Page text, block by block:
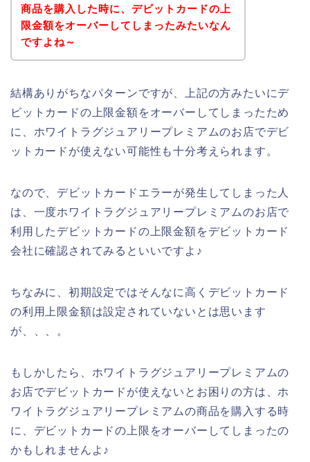
商品を購入した時に、デビットカードの上
限金額をオーバーしてしまったみたいなん
ですよね～
結構ありがちなパターンですが、上記の方みたいにデ
ビットカードの上限金額をオーバーしてしまったため
に、ホワイトラグジュアリープレミアムのお店でデビ
ットカードが使えない可能性も十分考えられます。
なので、デビットカードエラーが発生してしまった人
は、一度ホワイトラグジュアリープレミアムのお店で
利用したデビットカードの上限金額をデビットカード
会社に確認されてみるといいですよ♪
ちなみに、初期設定ではそんなに高くデビットカード
の利用上限金額は設定されていないとは思います
が、、、。
もしかしたら、ホワイトラグジュアリープレミアムの
お店でデビットカードが使えないとお困りの方は、ホ
ワイトラグジュアリープレミアムの商品を購入する時
に、デビットカードの上限をオーバーしてしまったの
かもしれませんよ♪